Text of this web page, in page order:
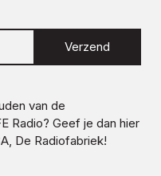
Verzend
van de
Radio? Geef je dan hier
De Radiofabriek!